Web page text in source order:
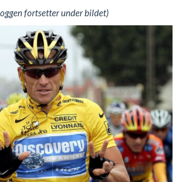
fortsetter under bildet)